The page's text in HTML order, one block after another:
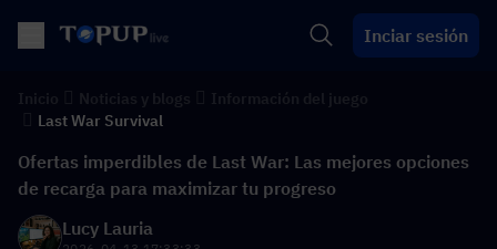
Inciar sesión
Last War Survival
Ofertas imperdibles de Last War: Las mejores opciones
de recarga para maximizar tu progreso
Lucy Lauria